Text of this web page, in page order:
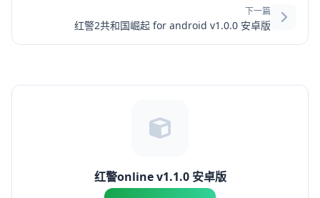
下一篇
红警2共和国崛起 for android v1.0.0 安卓版
红警online v1.1.0 安卓版